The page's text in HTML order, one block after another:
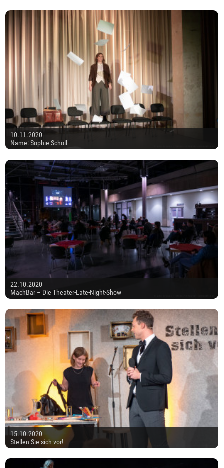
10.11.2020
Name: Sophie Scholl
22.10.2020
MachBar – Die Theater-Late-Night-Show
15.10.2020
Stellen Sie sich vor!